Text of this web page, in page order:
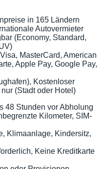
in 165 Ländern
Autovermieter
(Economy, Standard,
MasterCard, American
Apple Pay, Google Pay,
Kostenloser
(Stadt oder Hotel)
48 Stunden vor Abholung
Kilometer, SIM-
Klimaanlage, Kindersitz,
Keine Kreditkarte